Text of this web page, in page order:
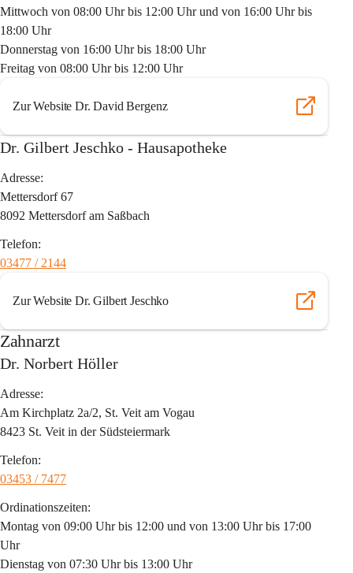
Mittwoch von 08:00 Uhr bis 12:00 Uhr und von 16:00 Uhr bis
18:00 Uhr
Donnerstag von 16:00 Uhr bis 18:00 Uhr
Freitag von 08:00 Uhr bis 12:00 Uhr
Zur Website Dr. David Bergenz
Dr. Gilbert Jeschko - Hausapotheke
Adresse:
Mettersdorf 67
8092 Mettersdorf am Saßbach
Telefon:
03477 / 2144
Zur Website Dr. Gilbert Jeschko
Zahnarzt
Dr. Norbert Höller
Adresse:
Am Kirchplatz 2a/2, St. Veit am Vogau
8423 St. Veit in der Südsteiermark
Telefon:
03453 / 7477
Ordinationszeiten:
Montag von 09:00 Uhr bis 12:00 und von 13:00 Uhr bis 17:00
Uhr
Dienstag von 07:30 Uhr bis 13:00 Uhr